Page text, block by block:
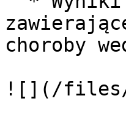
choroby
![](/files/